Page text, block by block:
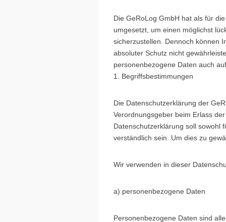
Die GeRoLog GmbH hat als für
umgesetzt, um einen möglichst
sicherzustellen. Dennoch können
absoluter Schutz nicht
personenbezogene Daten auch
1. Begriffsbestimmungen
Die Datenschutzerklärung der
Verordnungsgeber beim Erlass
Datenschutzerklärung soll sowohl
verständlich sein. Um dies zu
Wir verwenden in dieser
a) personenbezogene Daten
Personenbezogene Daten sind